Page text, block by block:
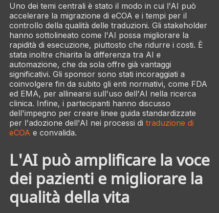
Uno dei temi centrali è stato il modo in cui l'AI può
accelerare la migrazione di eCOA e i tempi per il
controllo della qualità delle traduzioni. Gli stakeholder
hanno sottolineato come l'AI possa migliorare la
rapidità di esecuzione, piuttosto che ridurre i costi. È
stata inoltre chiarita la differenza tra AI e
automazione, che da sola offre già vantaggi
significativi. Gli sponsor sono stati incoraggiati a
coinvolgere fin da subito gli enti normativi, come FDA
ed EMA, per allinearsi sull'uso dell'AI nella ricerca
clinica. Infine, i partecipanti hanno discusso
dell'impegno per creare linee guida standardizzate
per l'adozione dell'AI nei processi di traduzione di
eCOA e convalida.
L'AI può amplificare la voce
dei pazienti e migliorare la
qualità della vita